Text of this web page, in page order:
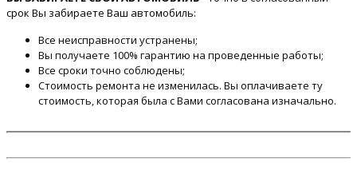
срок Вы забираете Ваш автомобиль:
Все неисправности устранены;
Вы получаете 100% гарантию на проведенные работы;
Все сроки точно соблюдены;
Стоимость ремонта не изменилась. Вы оплачиваете ту
стоимость, которая была с Вами согласована изначально.